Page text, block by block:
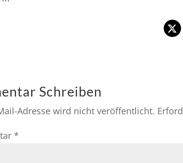
Schreiben
Adresse wird nicht veröffentlicht.
*